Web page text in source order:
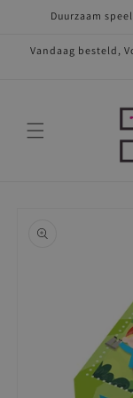
naar de
Duurzaam
Vandaag besteld,